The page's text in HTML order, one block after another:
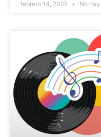
febrero 14, 2025 No